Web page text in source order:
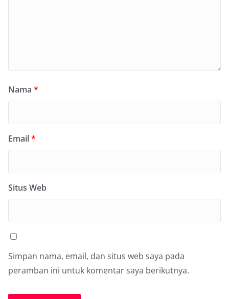
Nama *
Email*
Situs Web
Simpan nama, email, dan situs web saya pada
peramban ini untuk komentar saya berikutnya.